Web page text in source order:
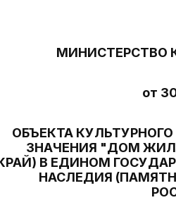
МИНИСТЕРСТВО
от
ОБЪЕКТА
ЗНАЧЕНИЯ "ДОМ
В ЕДИНОМ
НАСЛЕДИЯ